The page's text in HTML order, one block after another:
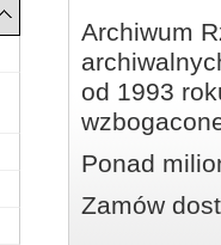
Archiwum
od 1993
Ponad
Zamów